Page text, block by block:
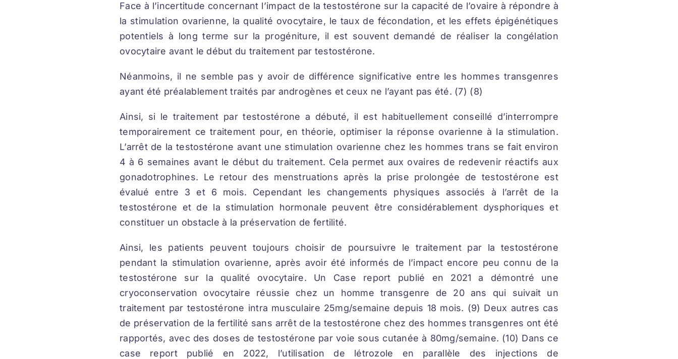
Face à l’incertitude concernant l’impact de la testostérone sur la capacité de l’ovaire à répondre à
la stimulation ovarienne, la qualité ovocytaire, le taux de fécondation, et les effets épigénétiques
potentiels à long terme sur la progéniture, il est souvent demandé de réaliser la congélation
ovocytaire avant le début du traitement par testostérone.
Néanmoins, il ne semble pas y avoir de différence significative entre les hommes transgenres
ayant été préalablement traités par androgènes et ceux ne l’ayant pas été. (7) (8)
Ainsi, si le traitement par testostérone a débuté, il est habituellement conseillé d’interrompre
temporairement ce traitement pour, en théorie, optimiser la réponse ovarienne à la stimulation.
L’arrêt de la testostérone avant une stimulation ovarienne chez les hommes trans se fait environ
4 à 6 semaines avant le début du traitement. Cela permet aux ovaires de redevenir réactifs aux
gonadotrophines. Le retour des menstruations après la prise prolongée de testostérone est
évalué entre 3 et 6 mois. Cependant les changements physiques associés à l’arrêt de la
testostérone et de la stimulation hormonale peuvent être considérablement dysphoriques et
constituer un obstacle à la préservation de fertilité.
Ainsi, les patients peuvent toujours choisir de poursuivre le traitement par la testostérone
pendant la stimulation ovarienne, après avoir été informés de l’impact encore peu connu de la
testostérone sur la qualité ovocytaire. Un Case report publié en 2021 a démontré une
cryoconservation ovocytaire réussie chez un homme transgenre de 20 ans qui suivait un
traitement par testostérone intra musculaire 25mg/semaine depuis 18 mois. (9) Deux autres cas
de préservation de la fertilité sans arrêt de la testostérone chez des hommes transgenres ont été
rapportés, avec des doses de testostérone par voie sous cutanée à 80mg/semaine. (10) Dans ce
case report publié en 2022, l’utilisation de létrozole en parallèle des injections de